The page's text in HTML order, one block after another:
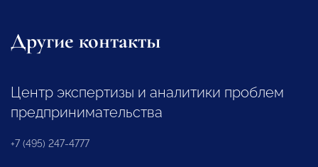
Другие контакты
Центр экспертизы и аналитики проблем
предпринимательства
+7 (495) 247-4777